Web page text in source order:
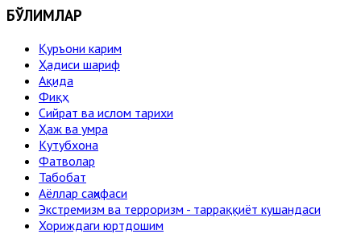
БЎЛИМЛАР
Қуръони карим
Ҳадиси шариф
Ақида
Фиқҳ
Сийрат ва ислом тарихи
Ҳаж ва умра
Кутубхона
Фатволар
Табобат
Аёллар саҳифаси
Экстремизм ва терроризм - тарраққиёт кушандаси
Хориждаги юртдошим